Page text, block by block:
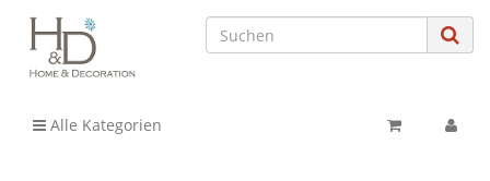
Alle Kategorien